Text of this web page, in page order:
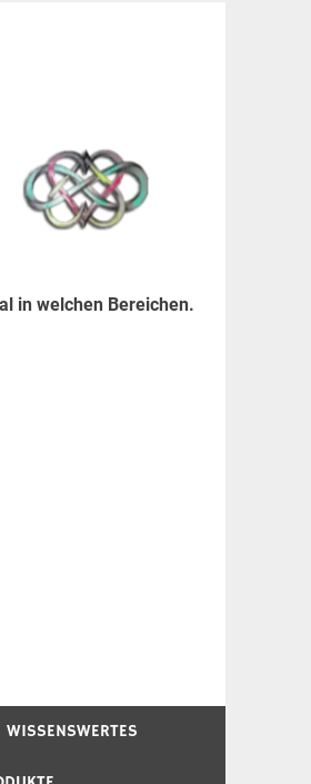
in welchen Bereichen.
WISSENSWERTES